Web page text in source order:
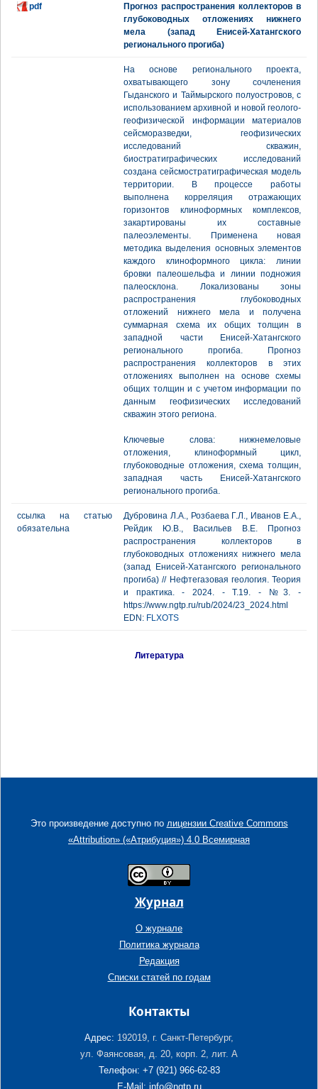
pdf
Прогноз распространения коллекторов в
глубоководных отложениях нижнего
мела (запад Енисей-Хатангского
регионального прогиба)
На основе регионального проекта,
охватывающего зону сочленения
Гыданского и Таймырского полуостровов, с
использованием архивной и новой геолого-
геофизической информации материалов
сейсморазведки, геофизических
исследований скважин,
биостратиграфических исследований
создана сейсмостратиграфическая модель
территории. В процессе работы
выполнена корреляция отражающих
горизонтов клиноформных комплексов,
закартированы их составные
палеоэлементы. Применена новая
методика выделения основных элементов
каждого клиноформного цикла: линии
бровки палеошельфа и линии подножия
палеосклона. Локализованы зоны
распространения глубоководных
отложений нижнего мела и получена
суммарная схема их общих толщин в
западной части Енисей-Хатангского
регионального прогиба. Прогноз
распространения коллекторов в этих
отложениях выполнен на основе схемы
общих толщин и с учетом информации по
данным геофизических исследований
скважин этого региона.
Ключевые слова: нижнемеловые
отложения, клиноформный цикл,
глубоководные отложения, схема толщин,
западная часть Енисей-Хатангского
регионального прогиба.
ссылка на статью
обязательна
Дубровина Л.А., Розбаева Г.Л., Иванов Е.А.,
Рейдик Ю.В., Васильев В.Е. Прогноз
распространения коллекторов в
глубоководных отложениях нижнего мела
(запад Енисей-Хатангского регионального
прогиба) // Нефтегазовая геология. Теория
и практика. - 2024. - Т.19. - №3. -
https://www.ngtp.ru/rub/2024/23_2024.html
EDN: FLXOTS
Литература
Это произведение доступно по лицензии Creative Commons
«Attribution» («Атрибуция») 4.0 Всемирная
Журнал
О журнале
Политика журнала
Редакция
Списки статей по годам
Контакты
Адрес: 192019, г. Санкт-Петербург,
ул. Фаянсовая, д. 20, корп. 2, лит. А
Телефон: +7 (921) 966-62-83
E-Mail: info@ngtp.ru